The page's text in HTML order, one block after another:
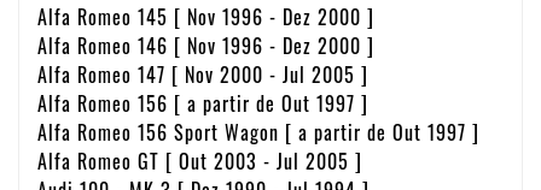
Alfa Romeo 145 [ Nov 1996 - Dez 2000 ]
Alfa Romeo 146 [ Nov 1996 - Dez 2000 ]
Alfa Romeo 147 [ Nov 2000 - Jul 2005 ]
Alfa Romeo 156 [ a partir de Out 1997 ]
Alfa Romeo 156 Sport Wagon [ a partir de Out 1997 ]
Alfa Romeo GT [ Out 2003 - Jul 2005 ]